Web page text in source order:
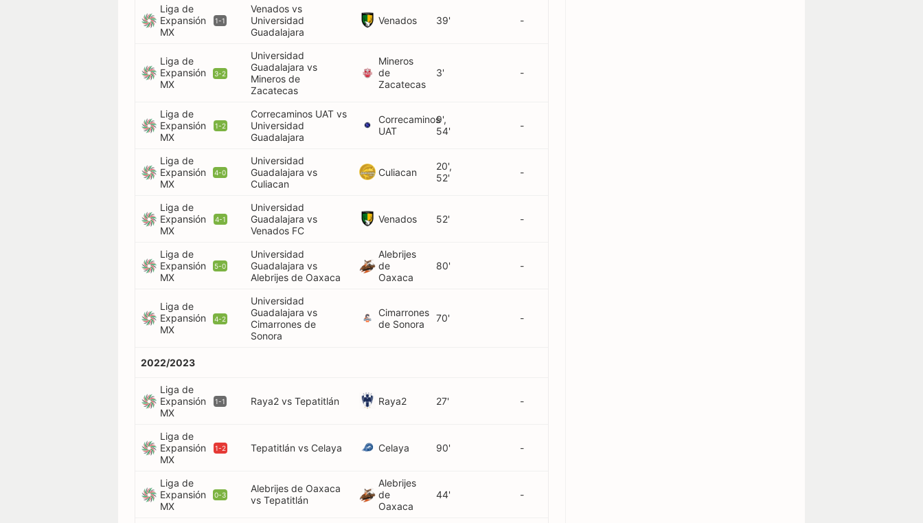
Liga de
Expansión
MX
1-1
Venados vs
Universidad
Guadalajara
Venados 39' -
Liga de
Expansión
MX
3-2
Universidad
Guadalajara vs
Mineros de
Zacatecas
Mineros
de
Zacatecas
3' -
Liga de
Expansión
MX
1-2
Correcaminos UAT vs
Universidad
Guadalajara
Correcaminos
UAT
9',
54'
-
Liga de
Expansión
MX
4-0
Universidad
Guadalajara vs
Culiacan
Culiacan
20',
52'
-
Liga de
Expansión
MX
4-1
Universidad
Guadalajara vs
Venados FC
Venados 52' -
Liga de
Expansión
MX
5-0
Universidad
Guadalajara vs
Alebrijes de Oaxaca
Alebrijes
de
Oaxaca
80' -
Liga de
Expansión
MX
4-2
Universidad
Guadalajara vs
Cimarrones de
Sonora
Cimarrones
de Sonora
70' -
2022/2023
Liga de
Expansión
MX
1-1 Raya2 vs Tepatitlán Raya2 27' -
Liga de
Expansión
MX
1-2 Tepatitlán vs Celaya Celaya 90' -
Liga de
Expansión
MX
0-3
Alebrijes de Oaxaca
vs Tepatitlán
Alebrijes
de
Oaxaca
44' -